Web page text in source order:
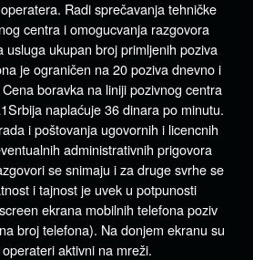
Radi sprečavanja tehničke
centra i omogucvanja razgovora
usluga ukupan broj primljenih poziva
je ograničen na 20 poziva dnevno i
boravka na liniji pozivnog centra
naplaćuje 36 dinara po minutu.
i poštovanja ugovornih i licencnih
administrativnih prigovora
se snimaju i za druge svrhe se
i tajnost je uvek u potpunosti
ekrana mobilnih telefona poziv
broj telefona). Na donjem ekranu su
aktivni na mreži.